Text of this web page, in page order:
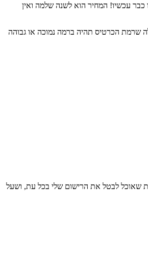
יש אפילו הנחות ומבצעים אז רצוי שתבדקו כבר עכשיו! המחיר הוא לשנה שלמה ואין
ויהיו כאלה שרמת הכרטיס תהיה ברמה נמוכה או גבוהה
ת שאוכל לבטל את הרישום שלי בכל עת, ושעל